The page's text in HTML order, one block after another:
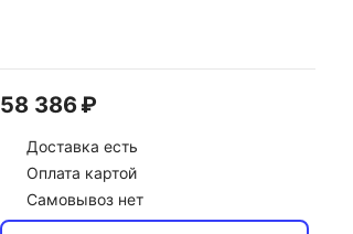
58 386 ₽
Доставка есть
Оплата картой
Самовывоз нет